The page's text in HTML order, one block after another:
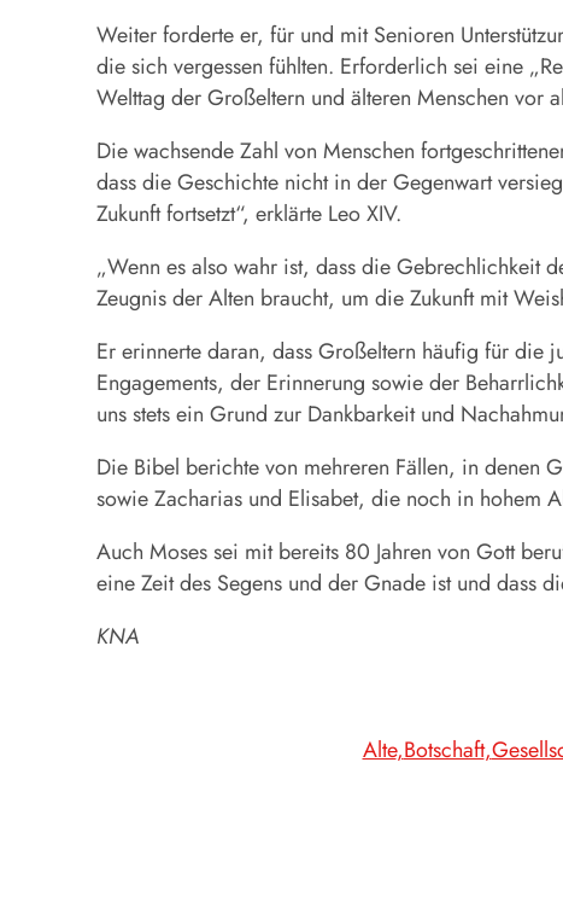
Weiter forderte er, für und mit Senioren
die sich vergessen fühlten. Erforderlich sei eine
Welttag der Großeltern und älteren Menschen
Die wachsende Zahl von Menschen
dass die Geschichte nicht in der Gegenwart
Zukunft fortsetzt“, erklärte Leo XIV.
„Wenn es also wahr ist, dass die Gebrechlichkeit
Zeugnis der Alten braucht, um die Zukunft mit
Er erinnerte daran, dass Großeltern häufig für die
Engagements, der Erinnerung sowie der
uns stets ein Grund zur Dankbarkeit und
Die Bibel berichte von mehreren Fällen, in denen
sowie Zacharias und Elisabet, die noch in hohem
Auch Moses sei mit bereits 80 Jahren von Gott
eine Zeit des Segens und der Gnade ist und dass
KNA
Alte Botschaft